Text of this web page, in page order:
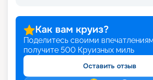
Как вам круиз?
Поделитесь своими
получите 500 Круизных миль
Оставить отзыв